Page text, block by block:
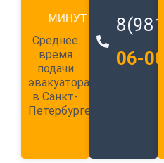
МИНУТ
Среднее
время
подачи
эвакуатора
в Санкт-
Петербурге
8(981)
06-00